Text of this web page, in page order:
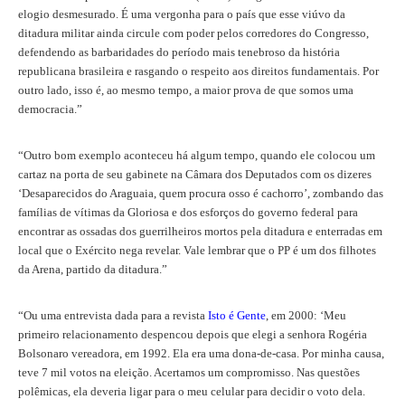
elogio desmesurado. É uma vergonha para o país que esse viúvo da
ditadura militar ainda circule com poder pelos corredores do Congresso,
defendendo as barbaridades do período mais tenebroso da história
republicana brasileira e rasgando o respeito aos direitos fundamentais. Por
outro lado, isso é, ao mesmo tempo, a maior prova de que somos uma
democracia.”
“Outro bom exemplo aconteceu há algum tempo, quando ele colocou um
cartaz na porta de seu gabinete na Câmara dos Deputados com os dizeres
‘Desaparecidos do Araguaia, quem procura osso é cachorro’, zombando das
famílias de vítimas da Gloriosa e dos esforços do governo federal para
encontrar as ossadas dos guerrilheiros mortos pela ditadura e enterradas em
local que o Exército nega revelar. Vale lembrar que o PP é um dos filhotes
da Arena, partido da ditadura.”
“Ou uma entrevista dada para a revista Isto é Gente , em 2000: ‘Meu
primeiro relacionamento despencou depois que elegi a senhora Rogéria
Bolsonaro vereadora, em 1992. Ela era uma dona-de-casa. Por minha causa,
teve 7 mil votos na eleição. Acertamos um compromisso. Nas questões
polêmicas, ela deveria ligar para o meu celular para decidir o voto dela.